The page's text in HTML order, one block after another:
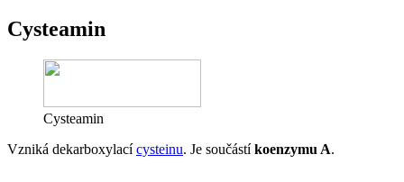
Cysteamin
Cysteamin
Vzniká dekarboxylacícysteinu. Je součástíkoenzymu A.